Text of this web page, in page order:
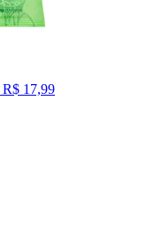
R$ 17,99